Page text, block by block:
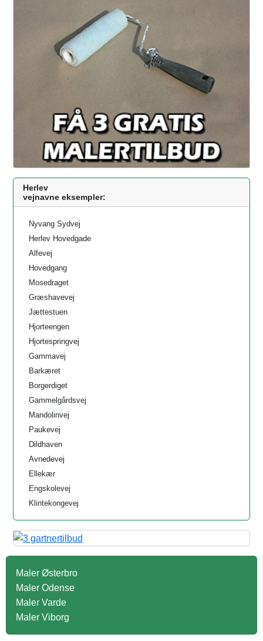
Herlev
vejnavne eksempler:
Nyvang Sydvej
Herlev Hovedgade
Alfevej
Hovedgang
Mosedraget
Græshavevej
Jættestuen
Hjorteengen
Hjortespringvej
Gammavej
Barkæret
Borgerdiget
Gammelgårdsvej
Mandolinvej
Paukevej
Dildhaven
Avnedevej
Ellekær
Engskolevej
Klintekongevej
Maler Østerbro
Maler Odense
Maler Varde
Maler Viborg